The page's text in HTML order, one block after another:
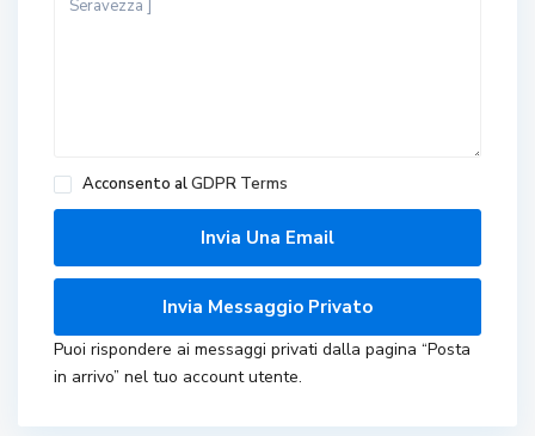
Acconsento alGDPR Terms
Puoi rispondere ai messaggi privati ​​dalla pagina “Posta
in arrivo” nel tuo account utente.